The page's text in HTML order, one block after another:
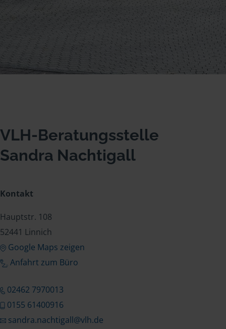
VLH-Beratungsstelle
Sandra Nachtigall
Kontakt
Hauptstr. 108
52441 Linnich
Google Maps zeigen
Anfahrt zum Büro
02462 7970013
0155 61400916
sandra.nachtigall@vlh.de